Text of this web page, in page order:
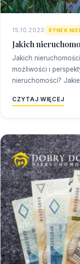
15.10.2023 RYNEK
Jakich
Jakich
możliwości i
nieruchomości?
CZYTAJ WIĘCEJ